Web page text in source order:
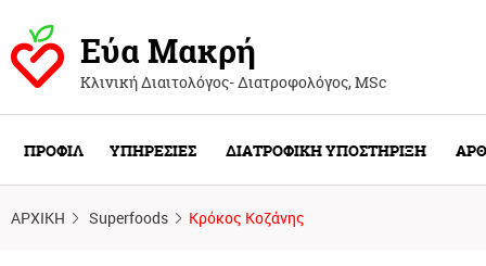
Εύα Μακρή
Κλινική Διαιτολόγος- Διατροφολόγος, ΜSc
ΠΡΟΦΙΛ ΥΠΗΡΕΣΙΕΣ ΔΙΑΤΡΟΦΙΚΗ ΥΠΟΣΤΗΡΙΞΗ
ΑΡΧΙΚΗ Superfoods Κρόκος Κοζάνης